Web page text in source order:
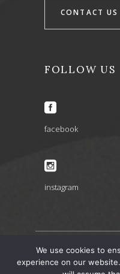
CONTACT US
FOLLOW US
facebook
instagram
ARIA
We use cookies to
experience on our